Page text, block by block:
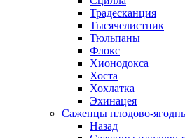
Традесканция
Тысячелистник
Тюльпаны
Флокс
Хионодокса
Хоста
Хохлатка
Эхинацея
Саженцы плодово-
Назад